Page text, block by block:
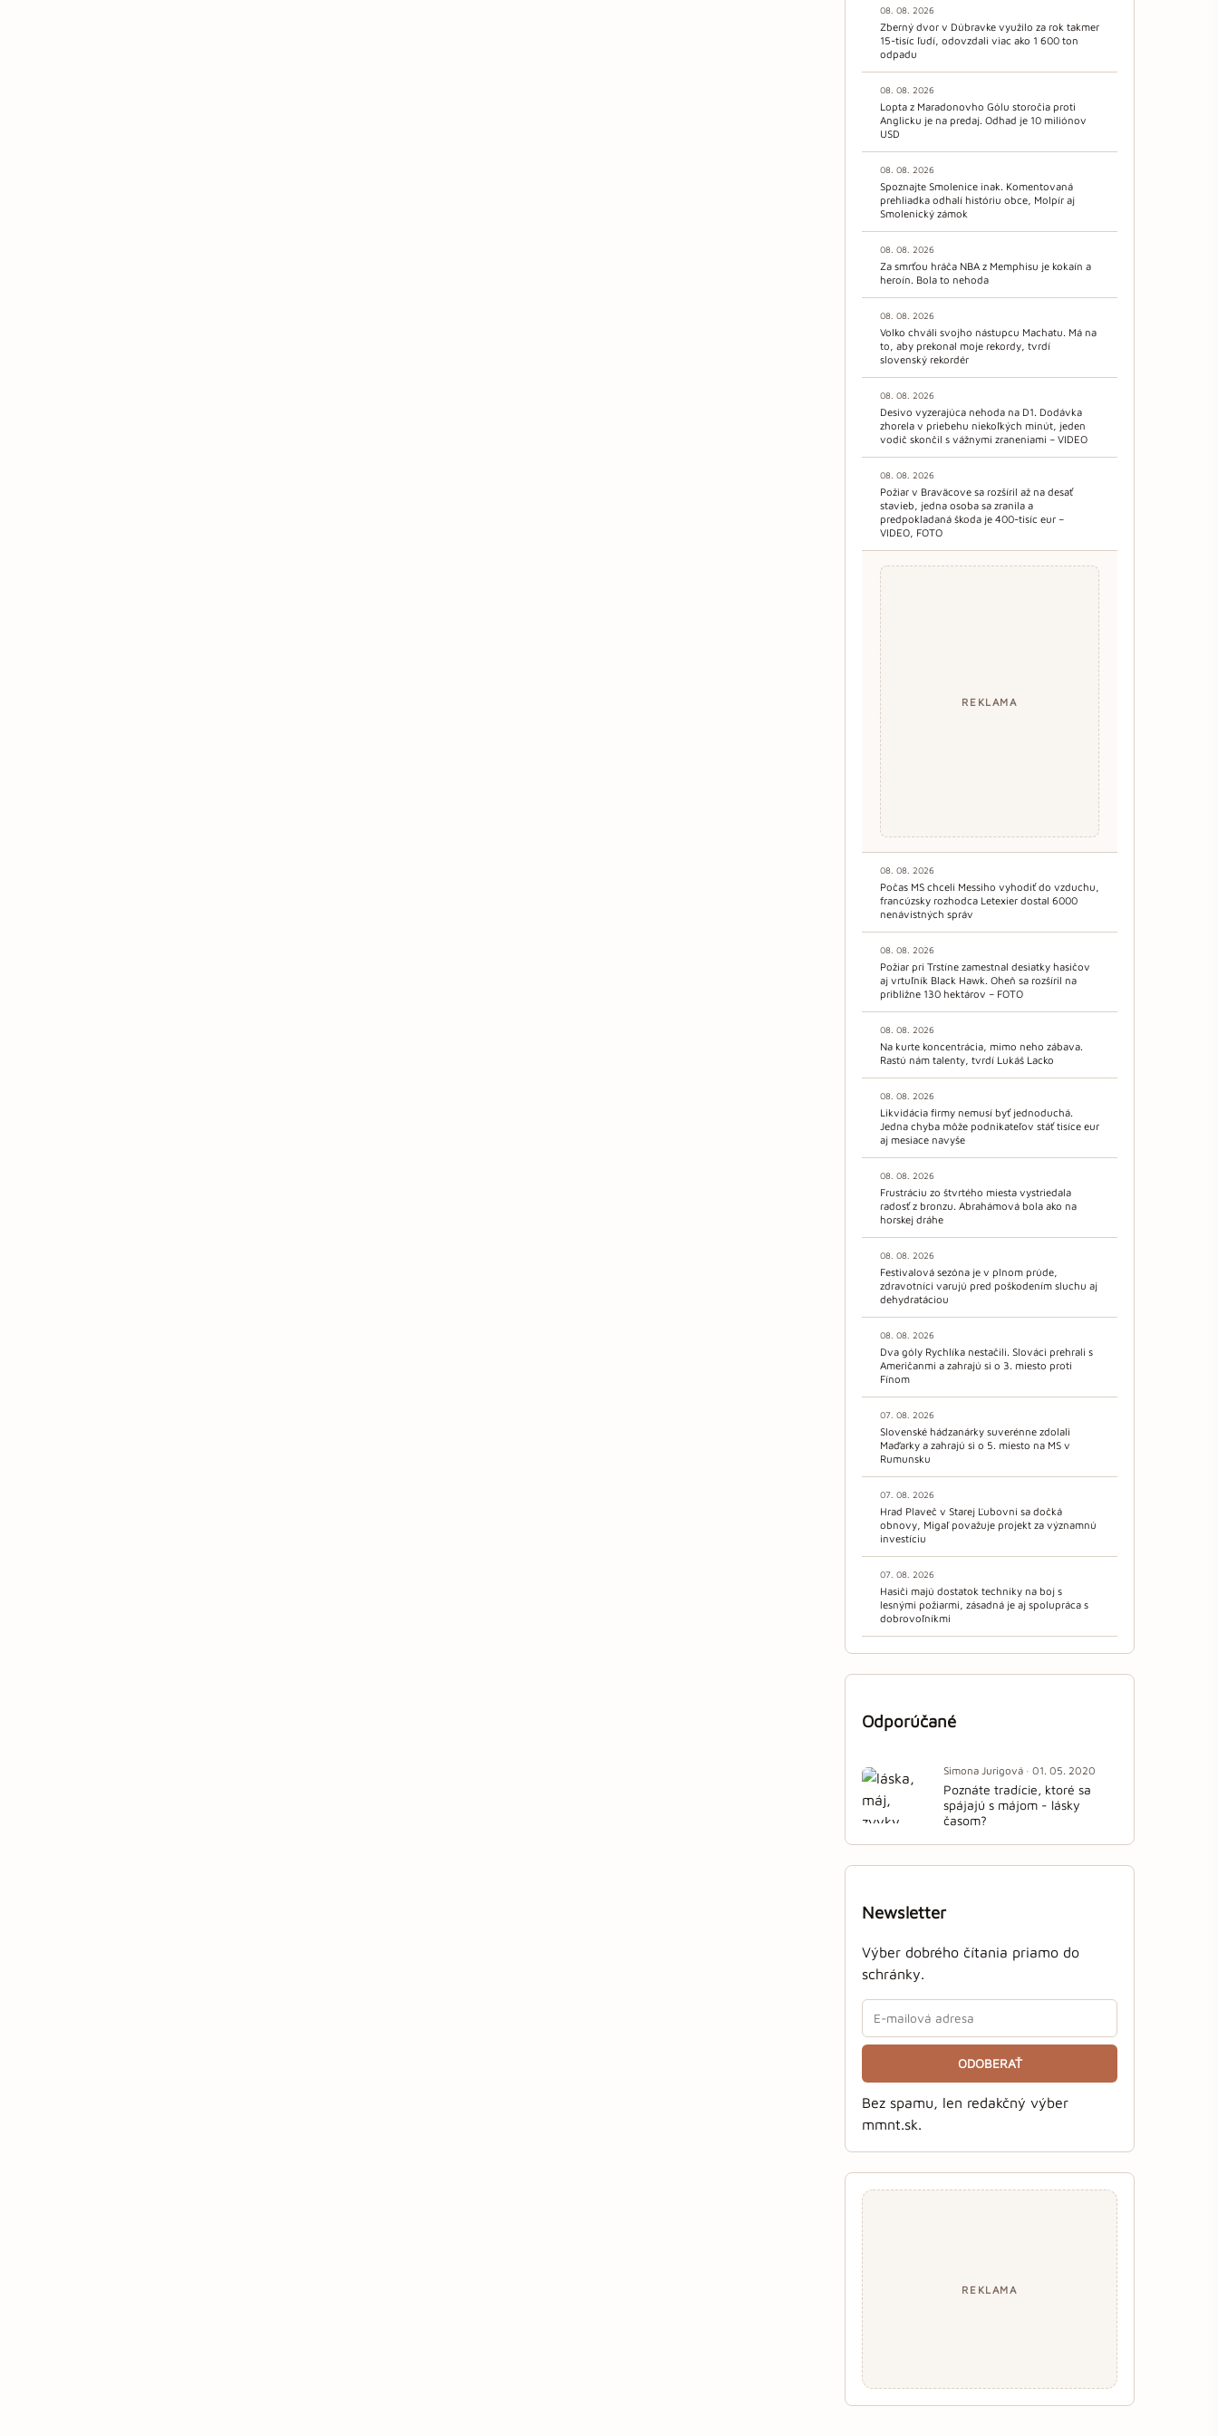
08. 08. 2026
Zberný dvor v Dúbravke využilo za rok takmer
15-tisíc ľudí, odovzdali viac ako 1 600 ton
odpadu
08. 08. 2026
Lopta z Maradonovho Gólu storočia proti
Anglicku je na predaj. Odhad je 10 miliónov
USD
08. 08. 2026
Spoznajte Smolenice inak. Komentovaná
prehliadka odhalí históriu obce, Molpír aj
Smolenický zámok
08. 08. 2026
Za smrťou hráča NBA z Memphisu je kokaín a
heroín. Bola to nehoda
08. 08. 2026
Volko chváli svojho nástupcu Machatu. Má na
to, aby prekonal moje rekordy, tvrdí
slovenský rekordér
08. 08. 2026
Desivo vyzerajúca nehoda na D1. Dodávka
zhorela v priebehu niekoľkých minút, jeden
vodič skončil s vážnymi zraneniami – VIDEO
08. 08. 2026
Požiar v Braväcove sa rozšíril až na desať
stavieb, jedna osoba sa zranila a
predpokladaná škoda je 400-tisíc eur –
VIDEO, FOTO
REKLAMA
08. 08. 2026
Počas MS chceli Messiho vyhodiť do vzduchu,
francúzsky rozhodca Letexier dostal 6000
nenávistných správ
08. 08. 2026
Požiar pri Trstíne zamestnal desiatky hasičov
aj vrtuľník Black Hawk. Oheň sa rozšíril na
približne 130 hektárov – FOTO
08. 08. 2026
Na kurte koncentrácia, mimo neho zábava.
Rastú nám talenty, tvrdí Lukáš Lacko
08. 08. 2026
Likvidácia firmy nemusí byť jednoduchá.
Jedna chyba môže podnikateľov stáť tisíce eur
aj mesiace navyše
08. 08. 2026
Frustráciu zo štvrtého miesta vystriedala
radosť z bronzu. Abrahámová bola ako na
horskej dráhe
08. 08. 2026
Festivalová sezóna je v plnom prúde,
zdravotníci varujú pred poškodením sluchu aj
dehydratáciou
08. 08. 2026
Dva góly Rychlíka nestačili. Slováci prehrali s
Američanmi a zahrajú si o 3. miesto proti
Fínom
07. 08. 2026
Slovenské hádzanárky suverénne zdolali
Maďarky a zahrajú si o 5. miesto na MS v
Rumunsku
07. 08. 2026
Hrad Plaveč v Starej Ľubovni sa dočká
obnovy, Migaľ považuje projekt za významnú
investíciu
07. 08. 2026
Hasiči majú dostatok techniky na boj s
lesnými požiarmi, zásadná je aj spolupráca s
dobrovoľníkmi
Odporúčané
Simona Jurigová · 01. 05. 2020
Poznáte tradície, ktoré sa
spájajú s májom - lásky
časom?
Newsletter
Výber dobrého čítania priamo do
schránky.
ODOBERAŤ
Bez spamu, len redakčný výber
mmnt.sk.
REKLAMA